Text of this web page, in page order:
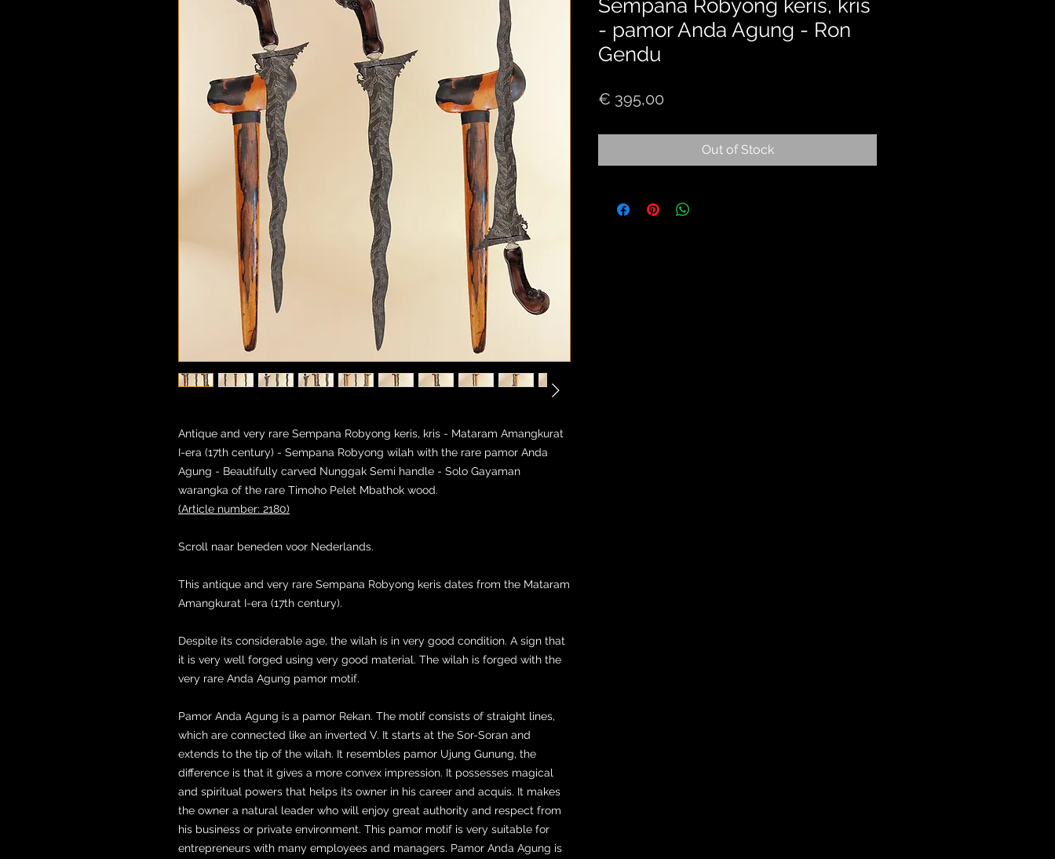
Antique and very rare Sempana Robyong keris, kris - Mataram Amangkurat
I-era (17th century) - Sempana Robyong wilah with the rare pamor Anda
Agung - Beautifully carved Nunggak Semi handle - Solo Gayaman
warangka of the rare Timoho Pelet Mbathok wood.
(Article number: 2180)
Scroll naar beneden voor Nederlands.
This antique and very rare Sempana Robyong keris dates from the Mataram
Amangkurat I-era (17th century).
Despite its considerable age, the wilah is in very good condition. A sign that
it is very well forged using very good material. The wilah is forged with the
very rare Anda Agung pamor motif.
Pamor Anda Agung is a pamor Rekan. The motif consists of straight lines,
which are connected like an inverted V. It starts at the Sor-Soran and
extends to the tip of the wilah. It resembles pamor Ujung Gunung, the
difference is that it gives a more convex impression. It possesses magical
and spiritual powers that helps its owner in his career and acquis. It makes
the owner a natural leader who will enjoy great authority and respect from
his business or private environment. This pamor motif is very suitable for
entrepreneurs with many employees and managers. Pamor Anda Agung is
Sempana Robyong keris, kris
- pamor Anda Agung - Ron
Gendu
€ 395,00
Out of Stock